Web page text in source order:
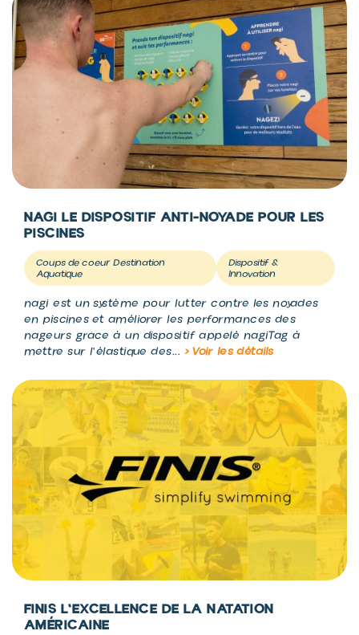
NAGI LE DISPOSITIF ANTI-NOYADE POUR LES
PISCINES
Coups de coeur Destination
Aquatique
Dispositif &
Innovation
nagi est un système pour lutter contre les noyades
en piscines et améliorer les performances des
nageurs grâce à un dispositif appelé nagiTag à
mettre sur l'élastique des... > Voir les détails
FINIS L'EXCELLENCE DE LA NATATION
AMÉRICAINE